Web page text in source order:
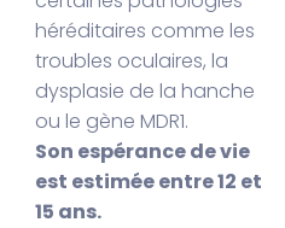
héréditaires comme les
troubles oculaires, la
dysplasie de la hanche
ou le gène MDR1.
Son espérance de vie
est estimée entre 12 et
15 ans.